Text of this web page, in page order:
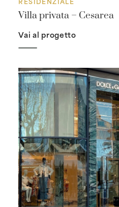
Villa privata – Cesarea
Vai al progetto